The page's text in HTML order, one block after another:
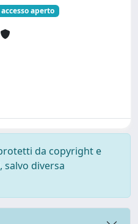
aperto
da copyright e
diversa